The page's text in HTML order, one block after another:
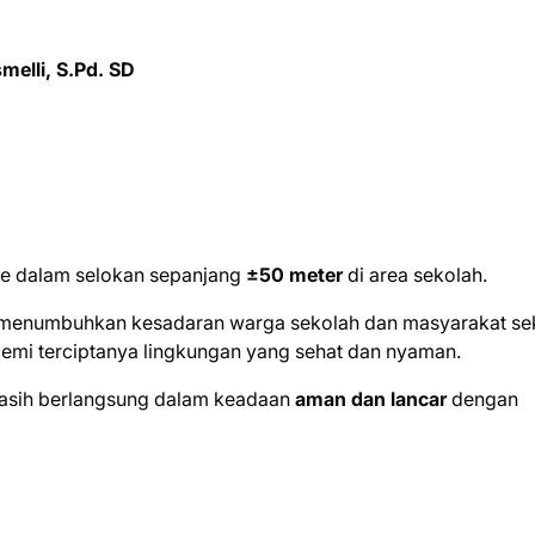
S.Pd. SD
dalam selokan sepanjang ±50 meterdi area sekolah.
kesadaran warga sekolah dan masyarakat
terciptanya lingkungan yang sehat dan nyaman.
berlangsung dalam keadaan aman dan lancardengan